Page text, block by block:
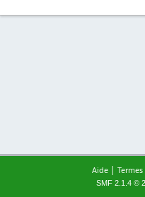
Aide|
SMF 2.1.4 ©